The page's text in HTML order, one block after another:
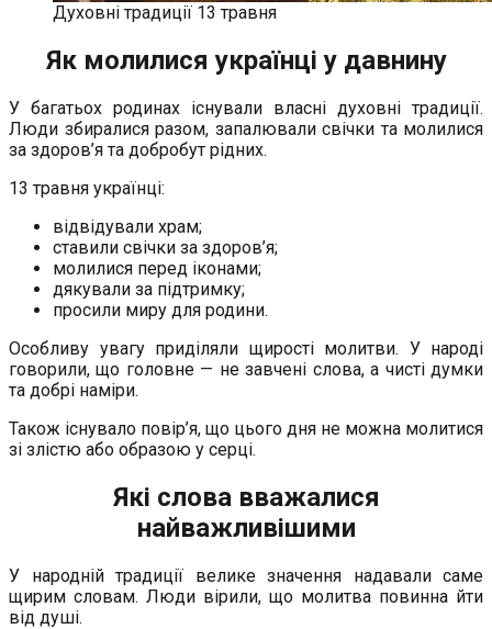
Духовні традиції 13 травня
Як молилися українці у давнину
У багатьох родинах існували власні духовні традиції.
Люди збиралися разом, запалювали свічки та молилися
за здоров’я та добробут рідних.
13 травня українці:
відвідували храм;
ставили свічки за здоров’я;
молилися перед іконами;
дякували за підтримку;
просили миру для родини.
Особливу увагу приділяли щирості молитви. У народі
говорили, що головне — не завчені слова, а чисті думки
та добрі наміри.
Також існувало повір’я, що цього дня не можна молитися
зі злістю або образою у серці.
Які слова вважалися
найважливішими
У народній традиції велике значення надавали саме
щирим словам. Люди вірили, що молитва повинна йти
від душі.